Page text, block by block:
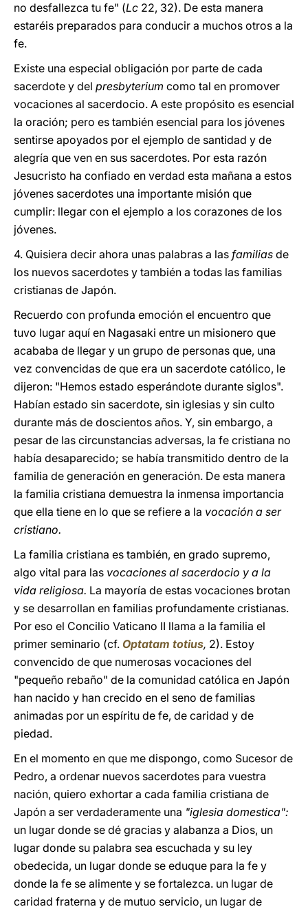
no desfallezca tu fe" (Lc 22, 32). De esta manera
estaréis preparados para conducir a muchos otros a la
fe.
Existe una especial obligación por parte de cada
sacerdote y del presbyterium como tal en promover
vocaciones al sacerdocio. A este propósito es esencial
la oración; pero es también esencial para los jóvenes
sentirse apoyados por el ejemplo de santidad y de
alegría que ven en sus sacerdotes. Por esta razón
Jesucristo ha confiado en verdad esta mañana a estos
jóvenes sacerdotes una importante misión que
cumplir: llegar con el ejemplo a los corazones de los
jóvenes.
4. Quisiera decir ahora unas palabras a las familias de
los nuevos sacerdotes y también a todas las familias
cristianas de Japón.
Recuerdo con profunda emoción el encuentro que
tuvo lugar aquí en Nagasaki entre un misionero que
acababa de llegar y un grupo de personas que, una
vez convencidas de que era un sacerdote católico, le
dijeron: "Hemos estado esperándote durante siglos".
Habían estado sin sacerdote, sin iglesias y sin culto
durante más de doscientos años. Y, sin embargo, a
pesar de las circunstancias adversas, la fe cristiana no
había desaparecido; se había transmitido dentro de la
familia de generación en generación. De esta manera
la familia cristiana demuestra la inmensa importancia
que ella tiene en lo que se refiere a la vocación a ser
cristiano.
La familia cristiana es también, en grado supremo,
algo vital para las vocaciones al sacerdocio y a la
vida religiosa. La mayoría de estas vocaciones brotan
y se desarrollan en familias profundamente cristianas.
Por eso el Concilio Vaticano II llama a la familia el
primer seminario (cf. Optatam totius, 2). Estoy
convencido de que numerosas vocaciones del
"pequeño rebaño" de la comunidad católica en Japón
han nacido y han crecido en el seno de familias
animadas por un espíritu de fe, de caridad y de
piedad.
En el momento en que me dispongo, como Sucesor de
Pedro, a ordenar nuevos sacerdotes para vuestra
nación, quiero exhortar a cada familia cristiana de
Japón a ser verdaderamente una "iglesia domestica":
un lugar donde se dé gracias y alabanza a Dios, un
lugar donde su palabra sea escuchada y su ley
obedecida, un lugar donde se eduque para la fe y
donde la fe se alimente y se fortalezca. un lugar de
caridad fraterna y de mutuo servicio, un lugar de